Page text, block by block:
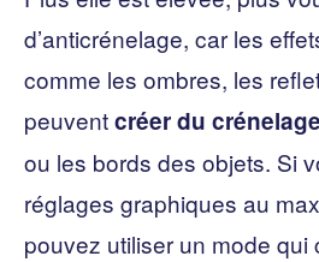
d’anticrénelage, car les
comme les ombres, les
peuventcréer du crénelage
ou les bords des objets. Si
réglages graphiques au
pouvez utiliser un mode qui